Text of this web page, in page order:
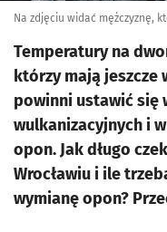
Na zdjęciu widać mężczyznę,
Temperatury na
którzy mają
powinni ustawić się
wulkanizacyjnych i
opon. Jak długo
Wrocławiu i ile
wymianę opon?